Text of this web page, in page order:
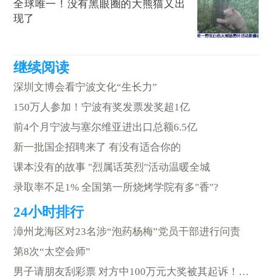
全球唯一！没有黑眼圈的大熊猫又出
现了
深圳文博会看宁波文化“生长力”
150万人参加！宁波有奖发票发奖超1亿
前4个月宁波与塞尔维亚进出口总额6.5亿
新一批国企招聘来了 有没有适合你的
课本没有的故事 "烈属话英烈"活动温暖全城
录取率不足1% 全国第一所烧烤学院有多"香"?
漳州龙海区对23名涉“泡药杨梅”党员干部进行问责
第8次“太空会师”
男子请朋友刮彩票 对方中100万元大奖被其起诉！法院判了